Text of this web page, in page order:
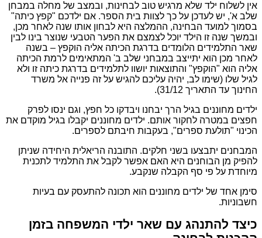
אין לשלוח ילד שלא מרגיש טוב לבחינות, ובמצב של מחלה במבחן
שלב א', יש לעדכן על כך לצוות בית הספר. אם ילדכם "קפץ כיתה"
בסמוך למועד הבחינה, ההמלצה היא לבחון אותו שנה לאחר מכן,
ובמשך שנה זו הילד יוכל לצמצם את הפער הטבעי שנוצר בינו לבין
שאר התלמידים הלומדים בדרגת הכיתה אליה הוקפץ – בשנה
לאחר מכן הוא יתייצב במבחני שלב ב' המתאימים לרמת הכיתה
אליה הוא "הוקפץ" והתוצאות יושוו לתלמידים בדרגת כיתה זו ולא
לגיל שלו (שימו לב, יהיה עליכם להגיש על זה פנייה אל משרד
החינוך עד התאריך 31/12).
ילדים מחוננים בגיל הרך יבחנו ויבדקו כל חפץ, וגם ינסו לפרק
חפצים במטרה לחקור אותם. ילדים מחוננים יקבלו בגיל מוקדם את
הכינוי "תולעת ספרים", בעקבות חיבתם לספרים.
המבחנים יתבצעו בשני חלקים. התובנה הריאלית היחידה שניתן
להפיק מן הבוחנים היא האם אפשר לקבל את התלמיד לתכנית
מיוחדת על פי סף הקבלה שנקבע.
סימן אחד של ילדים מחוננים הוא תכונה להתעסק עם בעיות
חשבוניות.
כיצד להתנהג עם שאר ילדי המשפחה בזמן